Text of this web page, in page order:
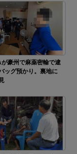
豪州で麻薬密輸で逮
ッグ預かり。裏地に